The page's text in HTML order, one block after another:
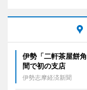
伊勢「二軒茶屋餅
間で初の支店
伊勢志摩経済新聞